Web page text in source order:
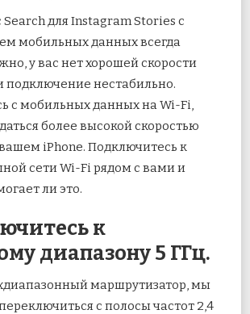
Search для Instagram Stories с
мобильных данных всегда
у вас нет хорошей скорости
подключение нестабильно.
с мобильных данных на Wi-Fi,
более высокой скоростью
iPhone. Подключитесь к
сети Wi-Fi рядом с вами и
ли это.
к
диапазону 5 ГГц.
маршрутизатор, мы
с полосы частот 2,4